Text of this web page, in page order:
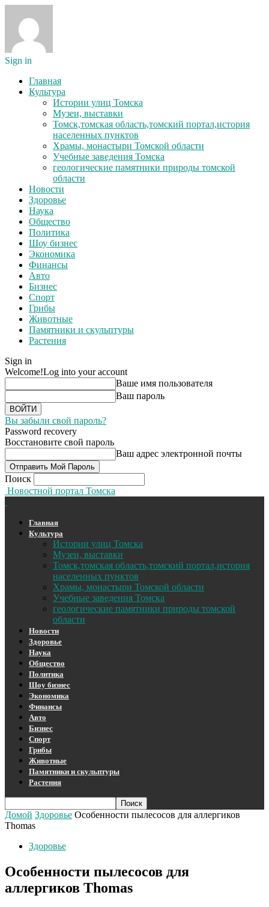
Sign in
Главная
Культура
Истории улиц Томска
Музеи, выставки
Томск,томская область,томский портал,история
населенных пунктов
Храмы, монастыри Томской области
Учебные заведения Томска
геологические памятники природы томской
области
Новости
Здоровье
Наука
Общество
Политика
Шоу бизнес
Экономика
Финансы
Авто
Бизнес
Спорт
Грибы
Животные
Памятники и скульптуры
Растения
Sign in
Welcome!Log into your account
Ваше имя пользователя
Ваш пароль
Вы забыли свой пароль?
Password recovery
Восстановите свой пароль
Ваш адрес электронной почты
Поиск
Новостной портал Томска
Главная
Культура
Истории улиц Томска
Музеи, выставки
Томск,томская область,томский портал,история
населенных пунктов
Храмы, монастыри Томской области
Учебные заведения Томска
геологические памятники природы томской
области
Новости
Здоровье
Наука
Общество
Политика
Шоу бизнес
Экономика
Финансы
Авто
Бизнес
Спорт
Грибы
Животные
Памятники и скульптуры
Растения
Домой Здоровье Особенности пылесосов для аллергиков
Thomas
Здоровье
Особенности пылесосов для
аллергиков Thomas